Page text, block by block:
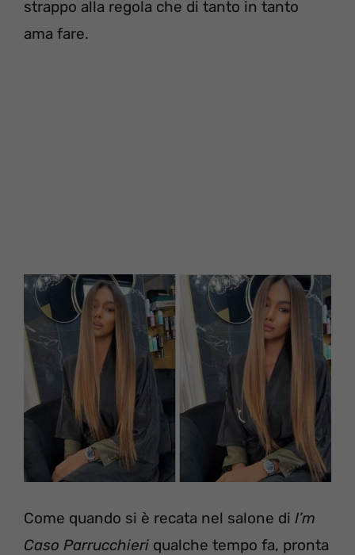
strappo alla regola che di tanto in tanto
ama fare.
Come quando si è recata nel salone di I’m
Caso Parrucchieri qualche tempo fa, pronta